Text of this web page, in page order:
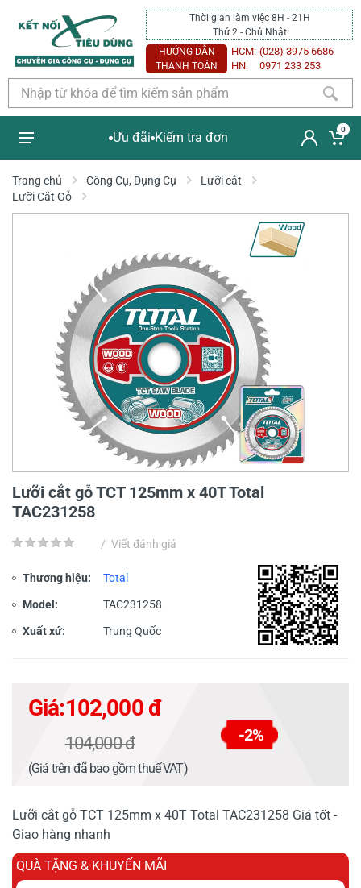
Thời gian làm việc 8H - 21H
Thứ 2 - Chủ Nhật
HƯỚNG DẪN
THANH TOÁN
HCM: (028) 3975 6686
HN:
0971 233 253
Ưu đãi Kiểm tra đơn
0
Trang chủ Công Cụ, Dụng Cụ
Lưỡi cắt
Lưỡi Cắt Gỗ
Lưỡi cắt gỗ TCT 125mm x 40T Total
TAC231258
/ Viết đánh giá
Thương hiệu: Total
Model: TAC231258
Xuất xứ: Trung Quốc
Giá:102,000 đ
104,000 đ -2%
(Giá trên đã bao gồm thuế VAT)
Lưỡi cắt gỗ TCT 125mm x 40T Total TAC231258 Giá tốt -
Giao hàng nhanh
QUÀ TẶNG & KHUYẾN MÃI